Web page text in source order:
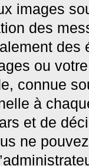
images
des
ou
connue
à
et de
ne